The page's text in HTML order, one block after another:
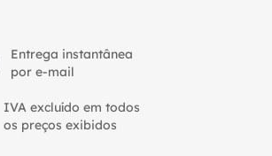
Entrega instantânea
por e-mail
IVA excluído em todos
os preços exibidos